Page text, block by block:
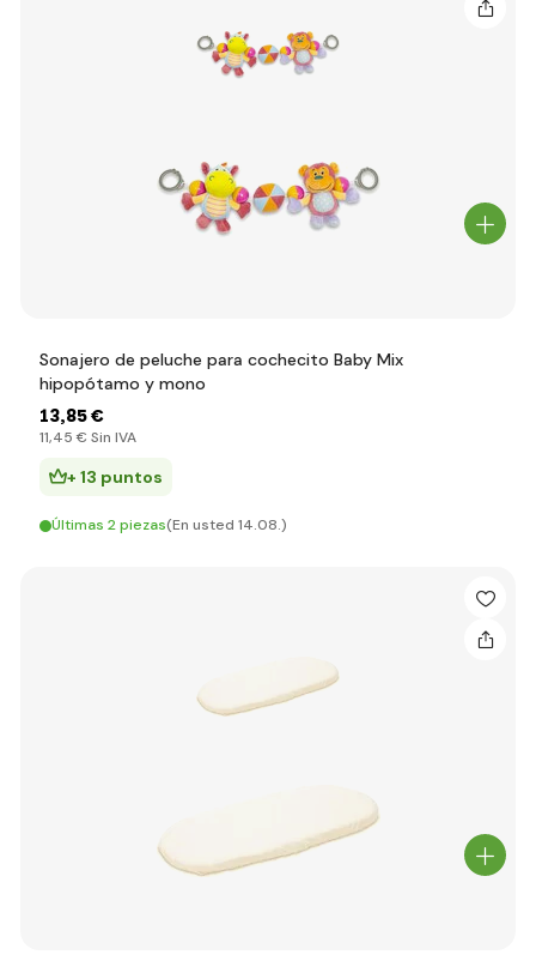
Sonajero de peluche para cochecito Baby Mix
hipopótamo y mono
13,85 €
11,45 € Sin IVA
+ 13 puntos
Últimas 2 piezas(En usted 14.08.)